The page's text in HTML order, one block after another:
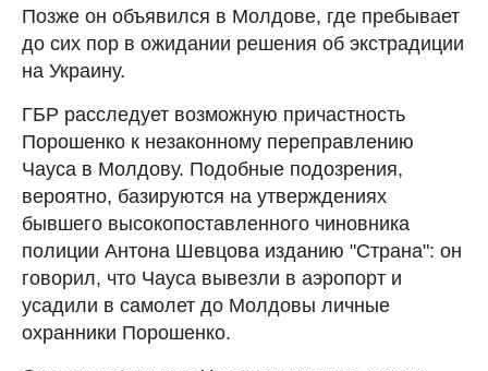
Позже он объявился в Молдове, где пребывает
до сих пор в ожидании решения об экстрадиции
на Украину.
ГБР расследует возможную причастность
Порошенко к незаконному переправлению
Чауса в Молдову. Подобные подозрения,
вероятно, базируются на утверждениях
бывшего высокопоставленного чиновника
полиции Антона Шевцова изданию "Страна": он
говорил, что Чауса вывезли в аэропорт и
усадили в самолет до Молдовы личные
охранники Порошенко.